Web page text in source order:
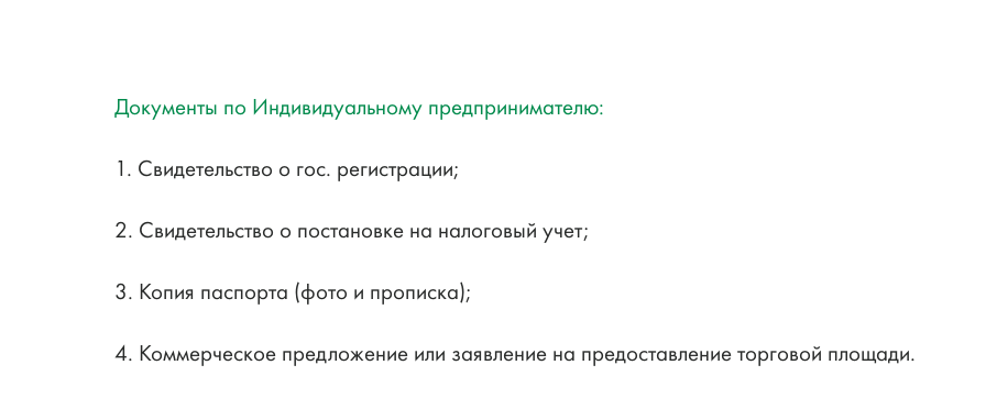
Документы по Индивидуальному предпринимателю:
1. Свидетельство о гос. регистрации;
2. Свидетельство о постановке на налоговый учет;
3. Копия паспорта (фото и прописка);
4. Коммерческое предложение или заявление на предоставление торговой площади.